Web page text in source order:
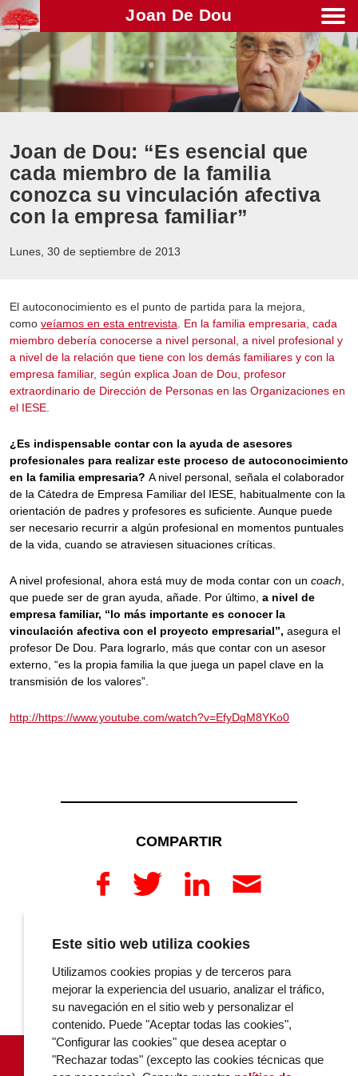
Joan De Dou
Joan de Dou: “Es esencial que
cada miembro de la familia
conozca su vinculación afectiva
con la empresa familiar”
Lunes, 30 de septiembre de 2013
El autoconocimiento es el punto de partida para la mejora,
como veíamos en esta entrevista
En la familia empresaria, cada
miembro debería conocerse a nivel personal, a nivel profesional y
a nivel de la relación que tiene con los demás familiares y con la
empresa familiar, según explica Joan de Dou, profesor
extraordinario de Dirección de Personas en las Organizaciones en
el IESE.
¿Es indispensable contar con la ayuda de asesores
profesionales para realizar este proceso de autoconocimiento
en la familia empresaria? A nivel personal, señala el colaborador
de la Cátedra de Empresa Familiar del IESE, habitualmente con la
orientación de padres y profesores es suficiente. Aunque puede
ser necesario recurrir a algún profesional en momentos puntuales
de la vida, cuando se atraviesen situaciones críticas.
A nivel profesional, ahora está muy de moda contar con un coach
que puede ser de gran ayuda, añade. Por último, a nivel de
empresa familiar, “lo más importante es conocer la
vinculación afectiva con el proyecto empresarial”, asegura el
profesor De Dou. Para lograrlo, más que contar con un asesor
externo, “es la propia familia la que juega un papel clave en la
transmisión de los valores”.
http://https://www.youtube.com/watch?v=EfyDqM8YKo0
COMPARTIR
Este sitio web utiliza cookies
Utilizamos cookies propias y de terceros para
mejorar la experiencia del usuario, analizar el tráfico,
su navegación en el sitio web y personalizar el
contenido. Puede "Aceptar todas las cookies",
"Configurar las cookies" que desea aceptar o
"Rechazar todas" (excepto las cookies técnicas que